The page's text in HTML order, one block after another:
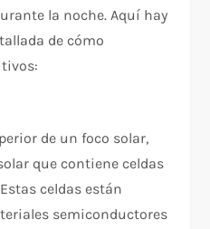
la noche. Aquí hay
de cómo
de un foco solar,
que contiene celdas
celdas están
semiconductores